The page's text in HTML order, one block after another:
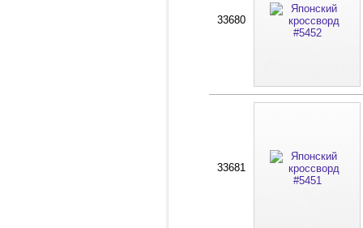
33680
33681